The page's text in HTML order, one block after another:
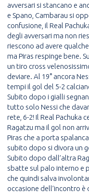
avversari si stancano e
e Spano, Cambarau si
confusione, il Real
degli avversari ma non
riescono ad avere
ma Piras respinge bene.
un tiro cross
deviare. Al 19° ancora
tempi il gol del 5-2
Subito dopo i gialli
tutto solo Nessi che
rete, 6-2! Il Real Pachuka
Ragatzu ma il gol non
Piras che a porta
subito dopo si divora un
Subito dopo dall’altra
sbatte sul palo interno e
che quindi salva
occasione dell’incontro è